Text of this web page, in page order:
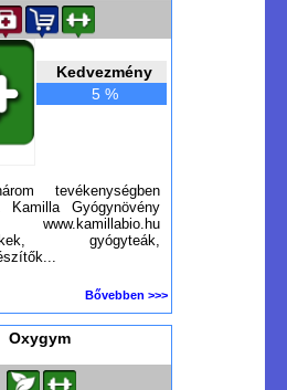
Kedvezmény
5 %
tevékenységben
Kamilla Gyógynövény
gyógyteák,
Bővebben >>>
Oxygym